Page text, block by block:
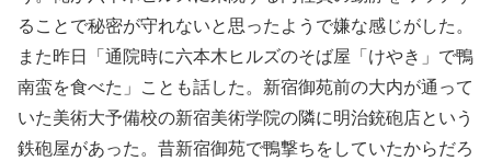
ることで秘密が守れないと思ったようで嫌な感じがした。
また昨日「通院時に六本木ヒルズのそば屋「けやき」で鴨
南蛮を食べた」ことも話した。新宿御苑前の大内が通って
いた美術大予備校の新宿美術学院の隣に明治銃砲店という
鉄砲屋があった。昔新宿御苑で鴨撃ちをしていたからだろ